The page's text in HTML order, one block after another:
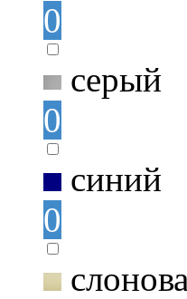
0
серый
0
синий
0